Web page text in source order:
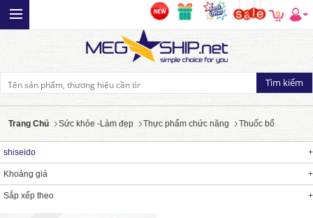
0
Trang Chủ Sức khỏe -Làm đẹp Thực phẩm chức năng Thuốc bổ
shiseido
Khoảng giá
Sắp xếp theo